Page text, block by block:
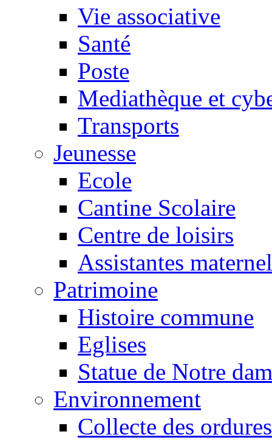
Vie associative
Santé
Poste
Mediathèque et
Transports
Jeunesse
Ecole
Cantine Scolaire
Centre de loisirs
Assistantes
Patrimoine
Histoire commune
Eglises
Statue de Notre
Environnement
Collecte des ordures